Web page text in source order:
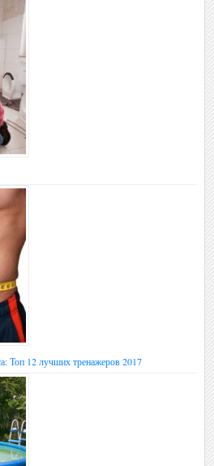
Топ 12 лучших тренажеров 2017